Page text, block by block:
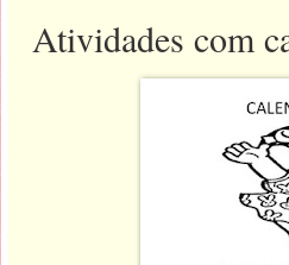
Atividades com